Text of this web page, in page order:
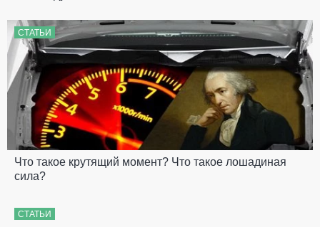
СТАТЬИ
Что такое крутящий момент? Что такое лошадиная
сила?
СТАТЬИ